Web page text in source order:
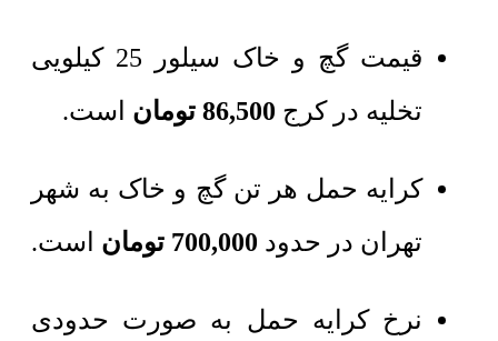
قیمت گچ و خاک سیلور 25 کیلویی
تخلیه در کرج 86,500 تومان است.
کرایه حمل هر تن گچ و خاک به شهر
تهران در حدود 700,000 تومان است.
نرخ کرایه حمل به صورت حدودی